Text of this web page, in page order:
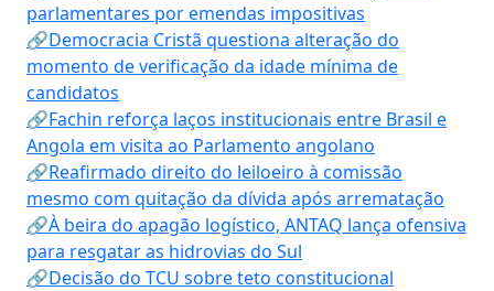
parlamentares por emendas impositivas
🔗Democracia Cristã questiona alteração do
momento de verificação da idade mínima de
candidatos
🔗Fachin reforça laços institucionais entre Brasil e
Angola em visita ao Parlamento angolano
🔗Reafirmado direito do leiloeiro à comissão
mesmo com quitação da dívida após arrematação
🔗À beira do apagão logístico, ANTAQ lança ofensiva
para resgatar as hidrovias do Sul
🔗Decisão do TCU sobre teto constitucional